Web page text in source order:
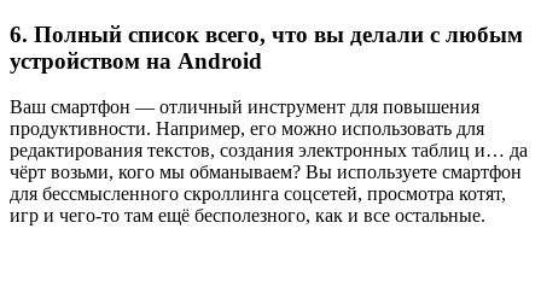
6. Полный список всего, что вы делали с любым
устройством на Android
Ваш смартфон — отличный инструмент для повышения
продуктивности. Например, его можно использовать для
редактирования текстов, создания электронных таблиц и… да
чёрт возьми, кого мы обманываем? Вы используете смартфон
для бессмысленного скроллинга соцсетей, просмотра котят,
игр и чего-то там ещё бесполезного, как и все остальные.